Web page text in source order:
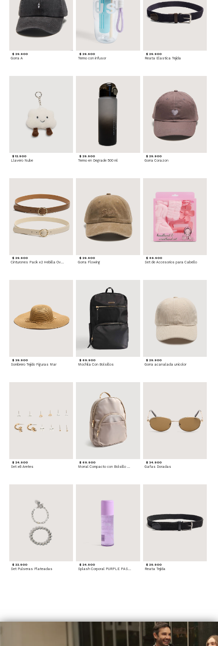
$ 29.900
Gorra A
$ 29.900
Termo con infusor
$ 29.900
Reata Elastica Tejida
$ 12.900
Llavero Nube
$ 29.900
Termo en Degrade 500 ml
$ 29.900
Gorra Corazon
$ 29.900
Cinturones Pack x2 Hebilla Ovalada
$ 29.900
Gorra Flowing
$ 49.900
Set de Accesorios para Cabello
$ 39.900
Sombrero Tejido Figuras Mar
$ 69.900
Mochila Con Bolsillos
$ 29.900
Gorra acanalada unicolor
$ 24.900
Set x6 Aretes
$ 69.900
Morral Compacto con Bolsillo Frontal
$ 34.900
Gafas Doradas
$ 22.900
Set Pulseras Plateadas
$ 24.900
Splash Corporal PURPLE PASSION - Floral
$ 29.900
Reata Tejida